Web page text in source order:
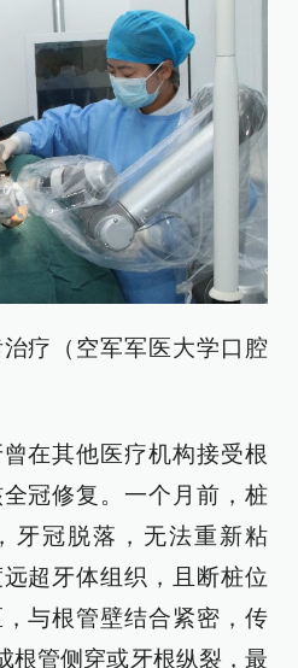
疗（空军军医大学口腔
在其他医疗机构接受根
冠修复。一个月前，桩
牙冠脱落，无法重新粘
超牙体组织，且断桩位
与根管壁结合紧密，传
根管侧穿或牙根纵裂，最